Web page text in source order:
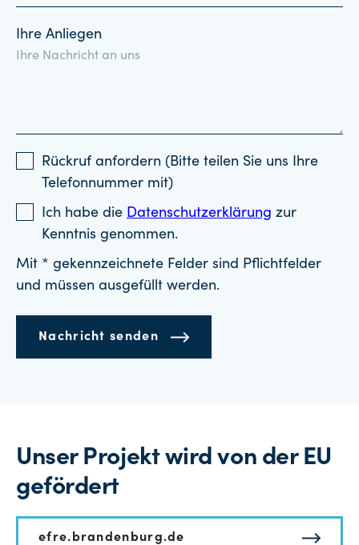
Ihre Anliegen
Rückruf anfordern (Bitte teilen Sie uns Ihre
Telefonnummer mit)
Ich habe die Datenschutzerklärung zur
Kenntnis genommen.
Mit * gekennzeichnete Felder sind Pflichtfelder
und müssen ausgefüllt werden.
Nachricht senden
Unser Projekt wird von der EU
gefördert
efre.brandenburg.de